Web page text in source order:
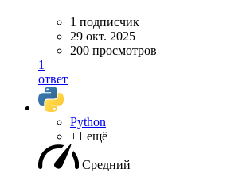
1 подписчик
29 окт. 2025
200 просмотров
1
ответ
Python
+1 ещё
Средний